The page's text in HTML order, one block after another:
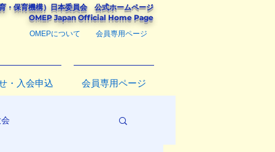
・保育機構） 日本委員会公式ホームページ
​OMEP Japan Official Home Page
OMEPについて 会員専用ページ
・入会申込 会員専用ページ